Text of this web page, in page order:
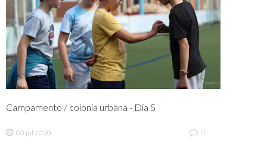
Campamento / colonia urbana - Día 5
03 jul 2020 0